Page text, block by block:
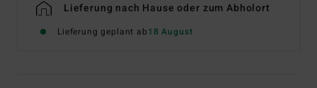
Lieferung nach Hause oder zum Abholort
Lieferung geplant ab18 August